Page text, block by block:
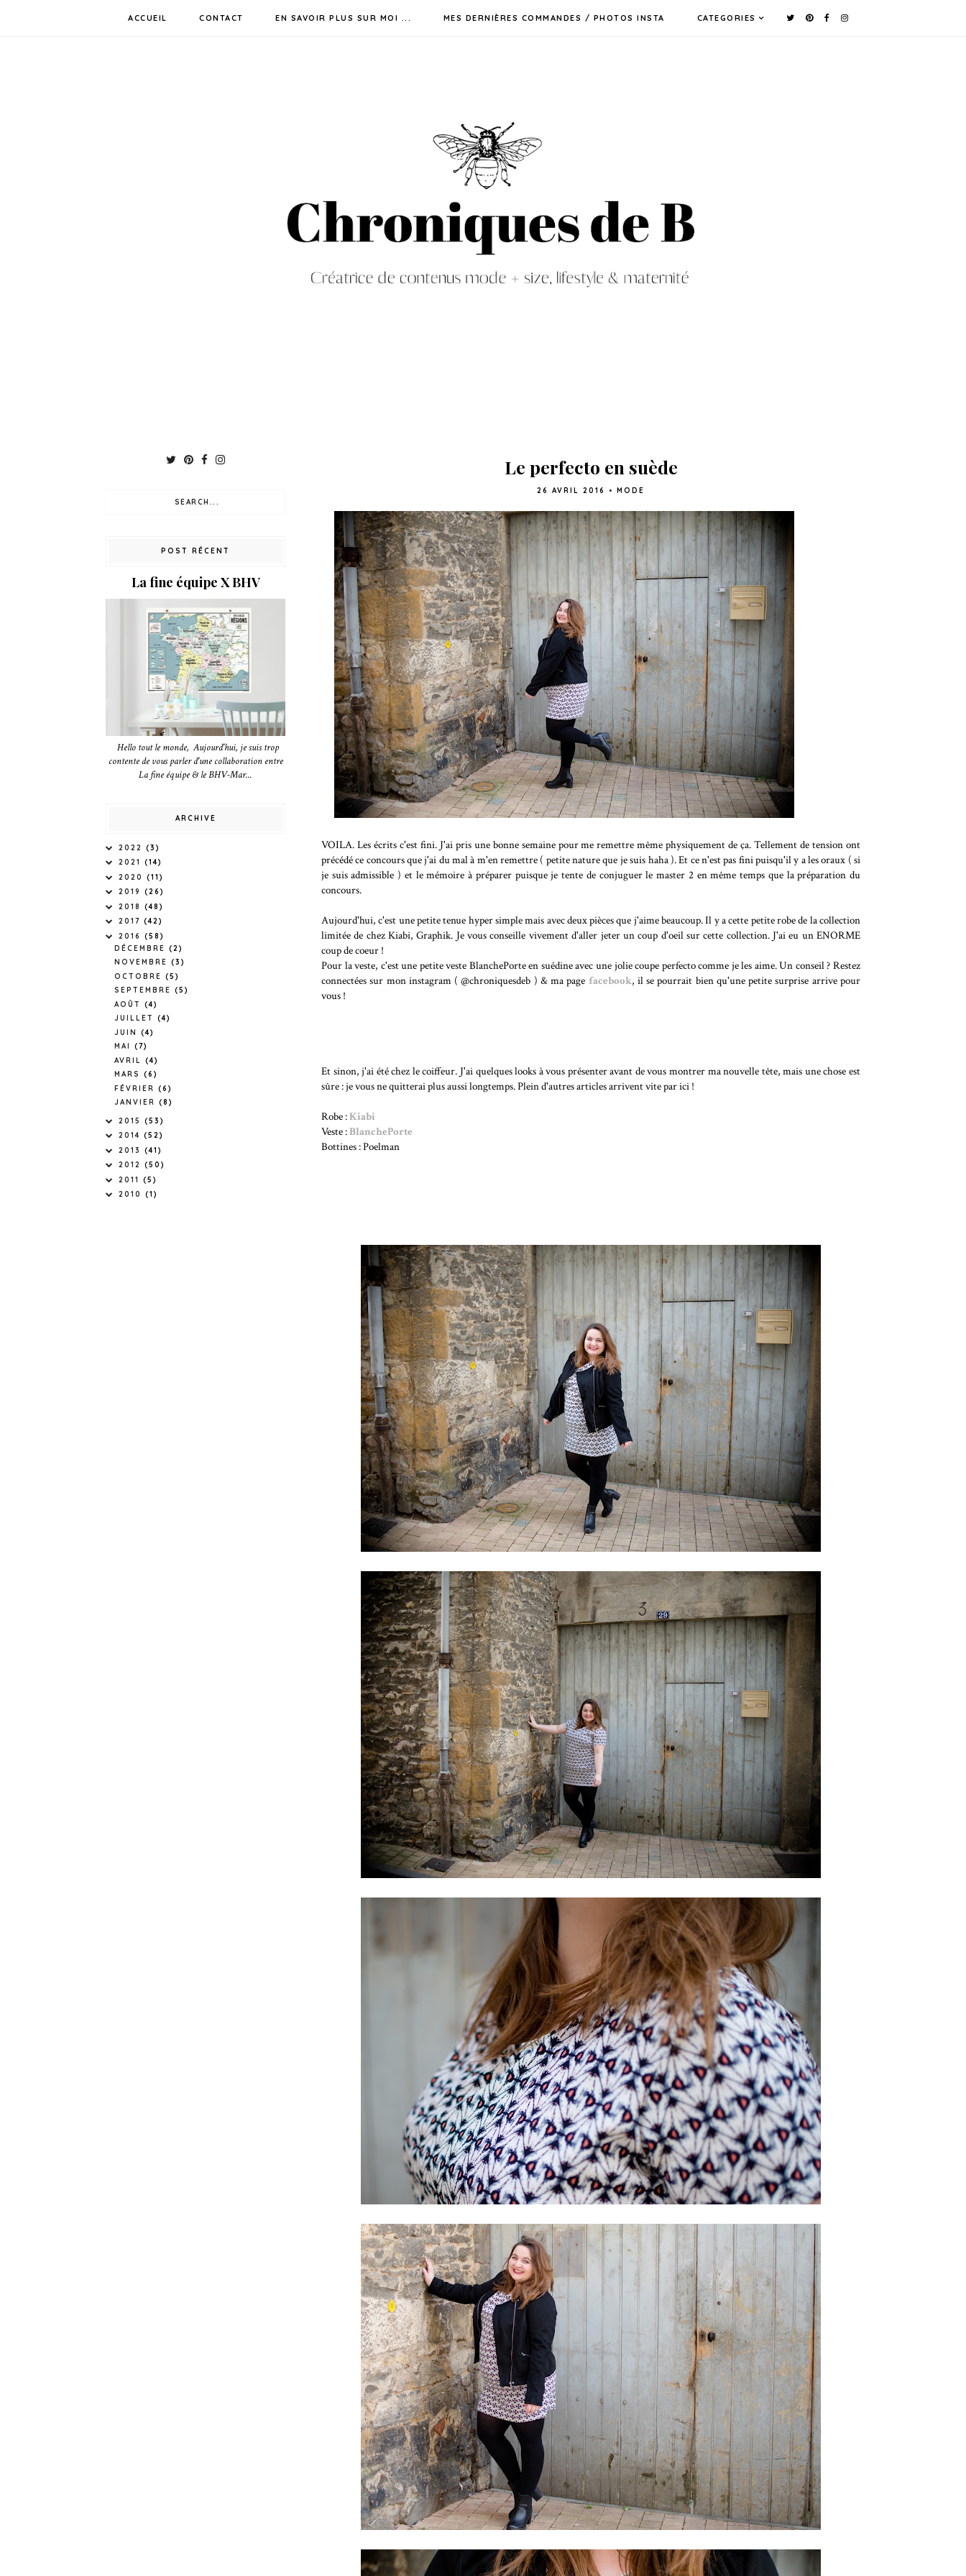
ACCUEIL CONTACT EN SAVOIR PLUS SUR MOI ... MES DERNIÈRES COMMANDES / PHOTOS INSTA CATEGORIES
Le perfecto en suède
26 AVRIL 2016 • MODE
VOILA. Les écrits c'est fini. J'ai pris une bonne semaine pour me remettre même physiquement de ça. Tellement de tension ont
précédé ce concours que j'ai du mal à m'en remettre ( petite nature que je suis haha ). Et ce n'est pas fini puisqu'il y a les oraux ( si
je suis admissible ) et le mémoire à préparer puisque je tente de conjuguer le master 2 en même temps que la préparation du
concours.
Aujourd'hui, c'est une petite tenue hyper simple mais avec deux pièces que j'aime beaucoup. Il y a cette petite robe de la collection
limitée de chez Kiabi, Graphik. Je vous conseille vivement d'aller jeter un coup d'oeil sur cette collection. J'ai eu un ENORME
coup de coeur !
Pour la veste, c'est une petite veste BlanchePorte en suédine avec une jolie coupe perfecto comme je les aime. Un conseil ? Restez
connectées sur mon instagram ( @chroniquesdeb ) & ma page facebook, il se pourrait bien qu'une petite surprise arrive pour
vous !
Et sinon, j'ai été chez le coiffeur. J'ai quelques looks à vous présenter avant de vous montrer ma nouvelle tête, mais une chose est
sûre : je vous ne quitterai plus aussi longtemps. Plein d'autres articles arrivent vite par ici !
Robe :Kiabi
Veste :BlanchePorte
Bottines : Poelman
POST RÉCENT
La fine équipe X BHV
Hello tout le monde, Aujourd'hui, je suis trop
contente de vous parler d'une collaboration entre
La fine équipe & le BHV-Mar...
ARCHIVE
2022 (3)
2021 (14)
2020 (11)
2019 (26)
2018 (48)
2017 (42)
2016 (58)
DÉCEMBRE (2)
NOVEMBRE (3)
OCTOBRE (5)
SEPTEMBRE (5)
AOÛT (4)
JUILLET (4)
JUIN (4)
MAI (7)
AVRIL (4)
MARS (6)
FÉVRIER (6)
JANVIER (8)
2015 (53)
2014 (52)
2013 (41)
2012 (50)
2011 (5)
2010 (1)